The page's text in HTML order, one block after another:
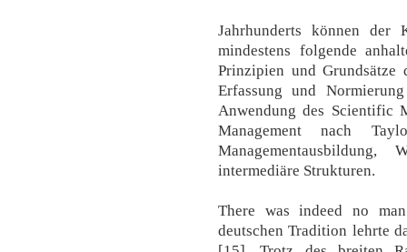
Jahrhunderts können der
mindestens folgende
Prinzipien und Grundsätze
Erfassung und
Anwendung des Scientific
Management nach
Managementausbildung,
intermediäre Strukturen.
There was indeed no
deutschen Tradition lehrte